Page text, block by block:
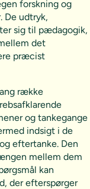
forskning og
De udtryk,
sig til pædagogik,
det
præcist
række
og tankegange
indsigt i de
eftertanke. Den
mellem dem
kan
der efterspørger